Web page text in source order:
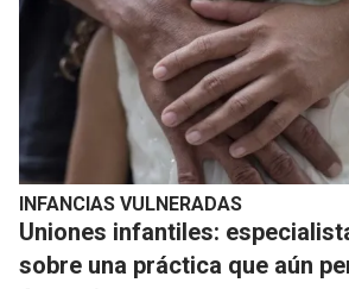
INFANCIAS VULNERADAS
Uniones infantiles:
sobre una práctica que aún